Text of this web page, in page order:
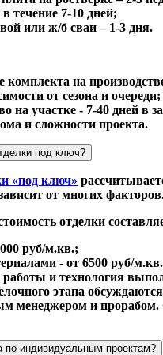
течение 7-10 дней;
или ж/б сваи – 1-3 дня.
комплекта на
от сезона и очереди;
на участке - 7-40 дней в
и сложности проекта.
под ключ?
«под ключ»
от многих
отделки
руб/м.кв.;
- от 6500 руб/м.кв.
и технология
этапа
менеджером и прорабом.
индивидуальным проектам?